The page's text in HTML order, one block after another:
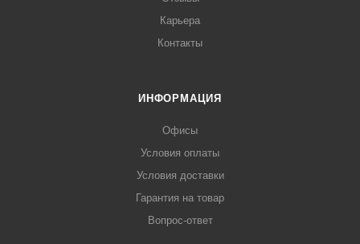
Карьера
Контакты
ИНФОРМАЦИЯ
Офисы
Условия оплаты
Условия доставки
Гарантия на товар
Вопрос-ответ